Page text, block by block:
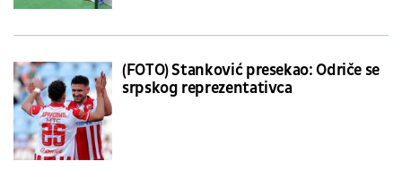
(FOTO) Stanković presekao: Odriče se
srpskog reprezentativca